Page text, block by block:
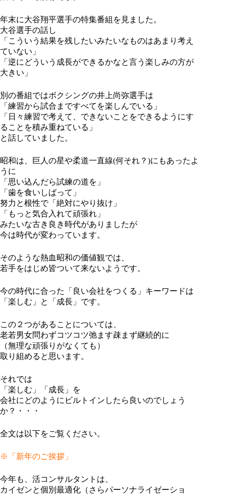
年末に大谷翔平選手の特集番組を見ました。
大谷選手の話し
「こういう結果を残したいみたいなものはあまり考え
ていない」
「逆にどういう成長ができるかなと言う楽しみの方が
大きい」
別の番組ではボクシングの井上尚弥選手は
「練習から試合まですべてを楽しんでいる」
「日々練習で考えて、できないことをできるようにす
ることを積み重ねている」
と話していました。
昭和は、巨人の星や柔道一直線(何それ？)にもあったよ
うに
「思い込んだら試練の道を」
「歯を食いしばって」
努力と根性で「絶対にやり抜け」
「もっと気合入れて頑張れ」
みたいな古き良き時代がありましたが
今は時代が変わっています。
そのような熱血昭和の価値観では、
若手をはじめ皆ついて来ないようです。
今の時代に合った「良い会社をつくる」キーワードは
「楽しむ」と「成長」です。
この２つがあることについては、
老若男女問わずコツコツ弛ます疎まず継続的に
（無理な頑張りがなくても）
取り組めると思います。
それでは
「楽しむ」「成長」を
会社にどのようにビルトインしたら良いのでしょう
か？・・・
全文は以下をご覧ください。
※「新年のご挨拶」
今年も、活コンサルタントは、
カイゼンと個別最適化（さらパーソナライゼーショ